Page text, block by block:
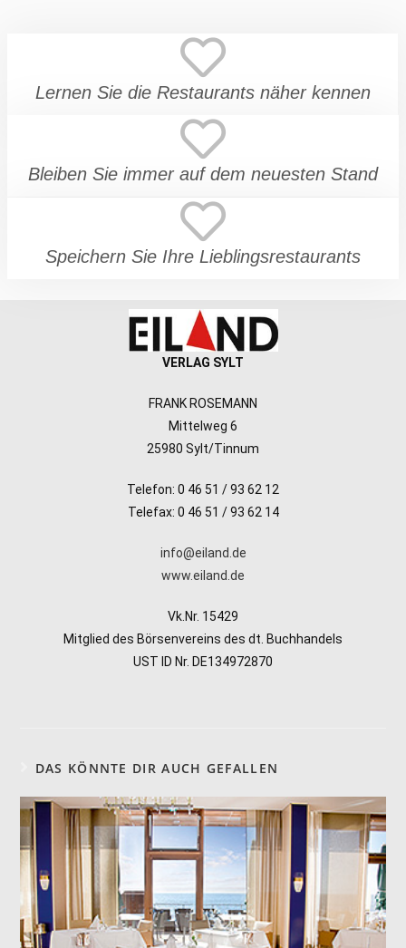
Lernen Sie die Restaurants näher kennen
Bleiben Sie immer auf dem neuesten Stand
Speichern Sie Ihre Lieblingsrestaurants
VERLAG SYLT
FRANK ROSEMANN
Mittelweg 6
25980 Sylt/Tinnum
Telefon: 0 46 51 / 93 62 12
Telefax: 0 46 51 / 93 62 14
info@eiland.de
www.eiland.de
Vk.Nr. 15429
Mitglied des Börsenvereins des dt. Buchhandels
UST ID Nr. DE134972870
DAS KÖNNTE DIR AUCH GEFALLEN